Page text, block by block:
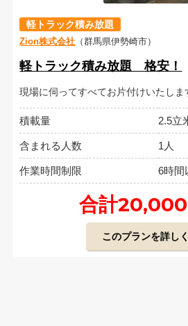
軽トラック積み放題
Zion株式会社 （群馬県伊勢崎市）
軽トラック積み放題 格安！
現場に伺ってすべてお片付けいたしま
積載量 2.5立
含まれる人数 1人
作業時間制限 6時間
合計20,000
このプランを詳し